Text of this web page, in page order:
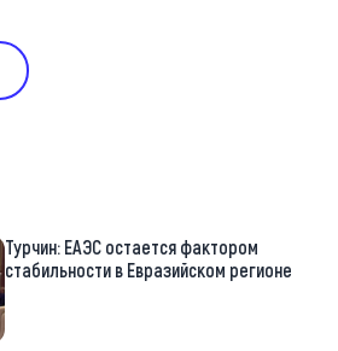
Турчин: ЕАЭС остается фактором
стабильности в Евразийском регионе